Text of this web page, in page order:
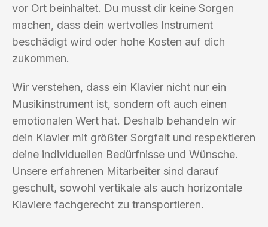
vor Ort beinhaltet. Du musst dir keine Sorgen
machen, dass dein wertvolles Instrument
beschädigt wird oder hohe Kosten auf dich
zukommen.
Wir verstehen, dass ein Klavier nicht nur ein
Musikinstrument ist, sondern oft auch einen
emotionalen Wert hat. Deshalb behandeln wir
dein Klavier mit größter Sorgfalt und respektieren
deine individuellen Bedürfnisse und Wünsche.
Unsere erfahrenen Mitarbeiter sind darauf
geschult, sowohl vertikale als auch horizontale
Klaviere fachgerecht zu transportieren.